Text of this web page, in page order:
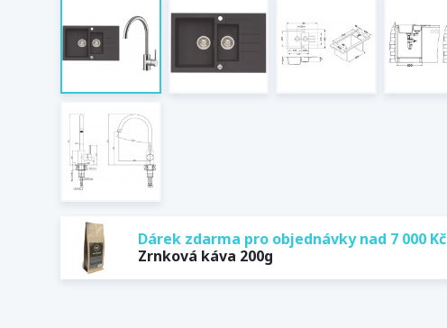
Dárek zdarma pro objednávky nad 7 000 Kč
Zrnková káva 200g